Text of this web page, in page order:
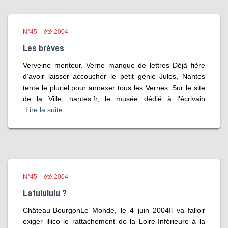
N°45 – été 2004
Les brèves
Verveine menteur. Verne manque de lettres Déjà fière
d’avoir laisser accoucher le petit génie Jules, Nantes
tente le pluriel pour annexer tous les Vernes. Sur le site
de la Ville, nantes.fr, le musée dédié à l’écrivain
Lire la suite
N°45 – été 2004
Latulululu ?
Château-BourgonLe Monde, le 4 juin 2004Il va falloir
exiger illico le rattachement de la Loire-Inférieure à la